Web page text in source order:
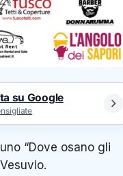
su Google
“Dove osano gli